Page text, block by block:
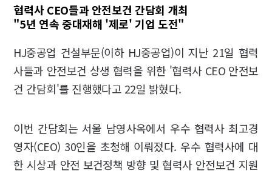
협력사 CEO들과 안전보건 간담회 개최
"5년 연속 중대재해 '제로' 기업 도전"
HJ중공업 건설부문(이하 HJ중공업)이 지난 21일 협력
사들과 안전보건 상생 협력을 위한 '협력사 CEO 안전보
건 간담회'를 진행했다고 22일 밝혔다.
이번 간담회는 서울 남영사옥에서 우수 협력사 최고경
영자(CEO) 30인을 초청해 이뤄졌다. 우수 협력사에 대
한 시상과 안전 보건정책 방향 및 협력사 안전보건 지원